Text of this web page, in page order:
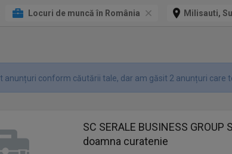
Locuri de muncă în România Milisauti,
anunțuri conform căutării tale, dar am găsit 2 anunțuri care
SC SERALE BUSINESS GROUP
doamna curatenie